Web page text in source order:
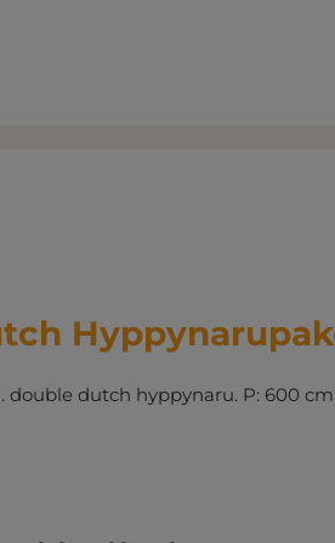
double dutch hyppynaru. P: 600 cm